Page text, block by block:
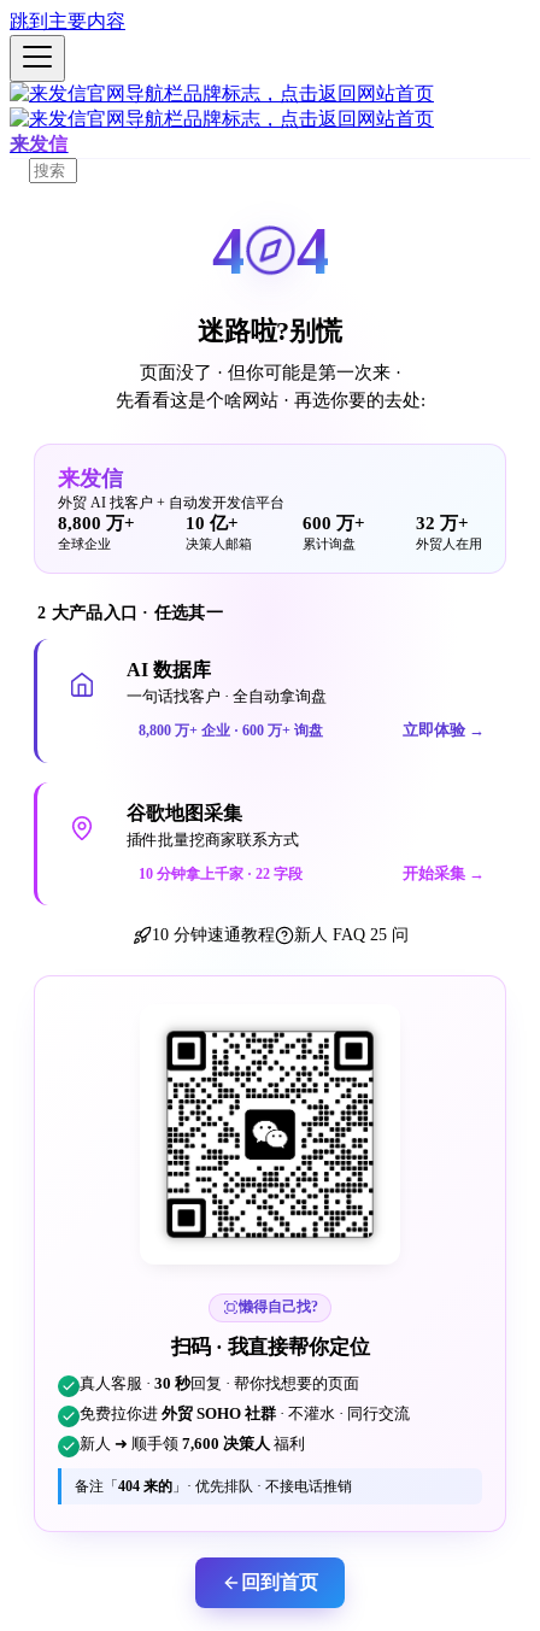
跳到主要内容
来发信
4 4
迷路啦?别慌
页面没了 · 但你可能是第一次来 ·
先看看这是个啥网站 · 再选你要的去处:
来发信
外贸 AI 找客户 + 自动发开发信平台
8,800 万+
全球企业
10 亿+
决策人邮箱
600 万+
累计询盘
32 万+
外贸人在用
2 大产品入口 · 任选其一
AI 数据库
一句话找客户 · 全自动拿询盘
8,800 万+ 企业 · 600 万+ 询盘 立即体验 →
谷歌地图采集
插件批量挖商家联系方式
10 分钟拿上千家 · 22 字段 开始采集 →
10 分钟速通教程 新人 FAQ 25 问
懒得自己找?
扫码 · 我直接帮你定位
真人客服 ·30 秒回复 · 帮你找想要的页面
免费拉你进外贸 SOHO 社群 · 不灌水 · 同行交流
新人 ➜ 顺手领7,600 决策人 福利
备注「404 来的 」· 优先排队 · 不接电话推销
回到首页